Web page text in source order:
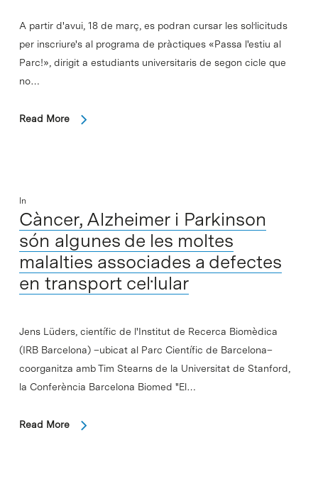
A partir d'avui, 18 de març, es podran cursar les sol·licituds
per inscriure's al programa de pràctiques «Passa l'estiu al
Parc!», dirigit a estudiants universitaris de segon cicle que
no…
Read More
In
Càncer, Alzheimer i Parkinson
són algunes de les moltes
malalties associades a defectes
en transport cel·lular
Jens Lüders, científic de l'Institut de Recerca Biomèdica
(IRB Barcelona) –ubicat al Parc Científic de Barcelona–
coorganitza amb Tim Stearns de la Universitat de Stanford,
la Conferència Barcelona Biomed "El…
Read More